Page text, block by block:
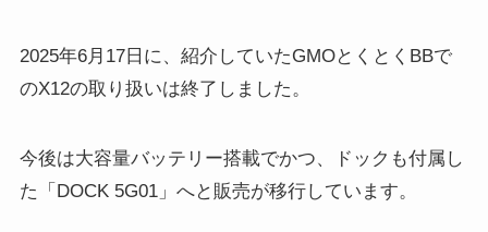
2025年6月17日に、紹介していたGMOとくとくBBで
のX12の取り扱いは終了しました。
今後は大容量バッテリー搭載でかつ、ドックも付属し
た「DOCK 5G01」へと販売が移行しています。